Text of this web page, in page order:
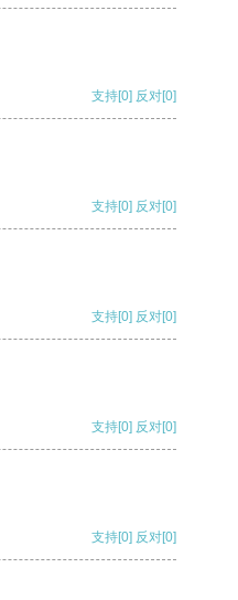
支持[0] 反对[0]
支持[0] 反对[0]
支持[0] 反对[0]
支持[0] 反对[0]
支持[0] 反对[0]